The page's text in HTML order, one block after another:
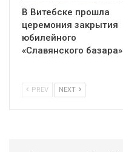
В Витебске прошла
церемония закрытия
юбилейного
«Славянского базара»
PREV NEXT